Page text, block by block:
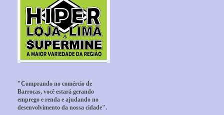
"Comprando no comércio de
Barrocas, você estará gerando
emprego e renda e ajudando no
desenvolvimento da nossa cidade".